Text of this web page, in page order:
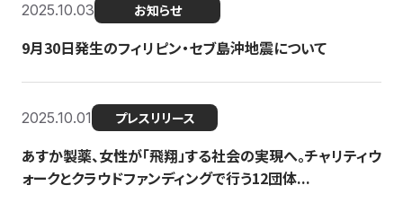
2025.10.03 お知らせ
9月30日発生のフィリピン・セブ島沖地震について
2025.10.01 プレスリリース
あすか製薬、女性が「飛翔」する社会の実現へ。チャリティウ
ォークとクラウドファンディングで行う12団体...